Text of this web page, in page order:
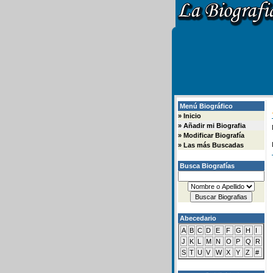
Menú Biográfico
» Inicio
» Añadir mi Biografia
» Modificar Biografía
» Las más Buscadas
Busca Biografías
Abecedario
A B C D E F G H
I
J
K L M N O P Q
R
S T U V W X Y Z #